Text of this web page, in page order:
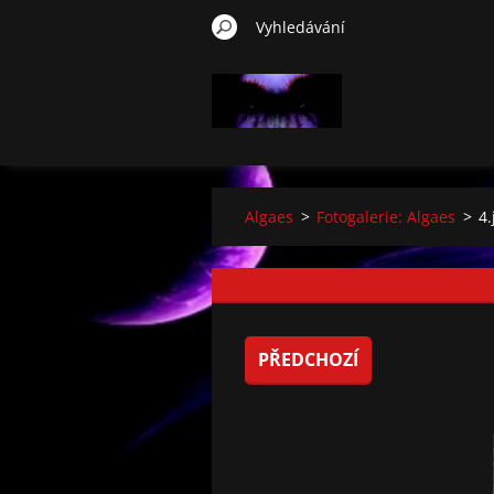
Algaes > Fotogalerie: Algaes >
PŘEDCHOZÍ